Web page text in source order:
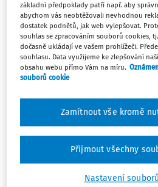
Máte
Tento dokument
Zaregistrujte se
přístup k obsahu
základní předpoklady patří např. aby
abychom vás neobtěžovali nevhodnou
dostatek podnětů, jak web vylepšovat.
souhlas se zpracováním souborů cookies,
dočasně ukládají ve vašem prohlížeči.
souhlasu. Data využijeme ke zlepšování
obsahu webu přímo Vám na míru.
souborů cookie
Nastavení
Zamítnout vše kromě
Přijmout všechny